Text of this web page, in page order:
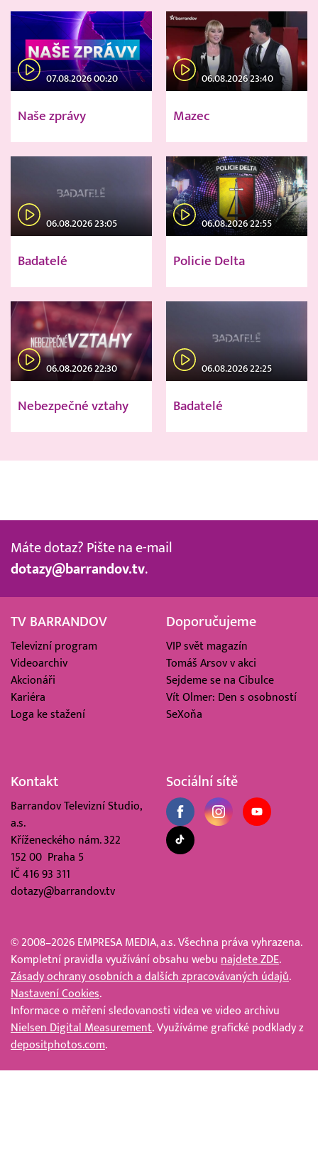
07.08.2026 00:20
Naše zprávy
06.08.2026 23:40
Mazec
06.08.2026 23:05
Badatelé
06.08.2026 22:55
Policie Delta
06.08.2026 22:30
Nebezpečné vztahy
06.08.2026 22:25
Badatelé
Máte dotaz? Pište na e-mail
dotazy@barrandov.tv.
TV BARRANDOV
Televizní program
Videoarchiv
Akcionáři
Kariéra
Loga ke stažení
Doporučujeme
VIP svět magazín
Tomáš Arsov v akci
Sejdeme se na Cibulce
Vít Olmer: Den s osobností
SeXoňa
Kontakt
Barrandov Televizní Studio,
a.s.
Kříženeckého nám. 322
152 00 Praha 5
IČ 416 93 311
dotazy@barrandov.tv
Sociální sítě
© 2008–2026 EMPRESA MEDIA, a.s. Všechna práva vyhrazena.
Kompletní pravidla využívání obsahu webu najdete ZDE.
Zásady ochrany osobních a dalších zpracovávaných údajů.
Nastavení Cookies.
Informace o měření sledovanosti videa ve video archivu
Nielsen Digital Measurement. Využíváme grafické podklady z
depositphotos.com.